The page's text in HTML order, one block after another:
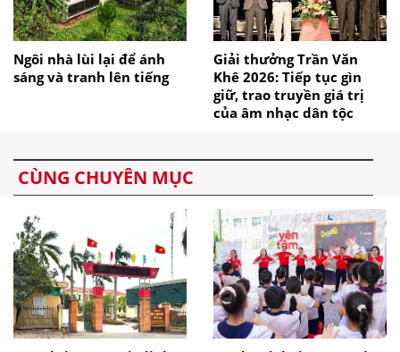
Ngôi nhà lùi lại để ánh
sáng và tranh lên tiếng
Giải thưởng Trần Văn
Khê 2026: Tiếp tục gìn
giữ, trao truyền giá trị
của âm nhạc dân tộc
CÙNG CHUYÊN MỤC